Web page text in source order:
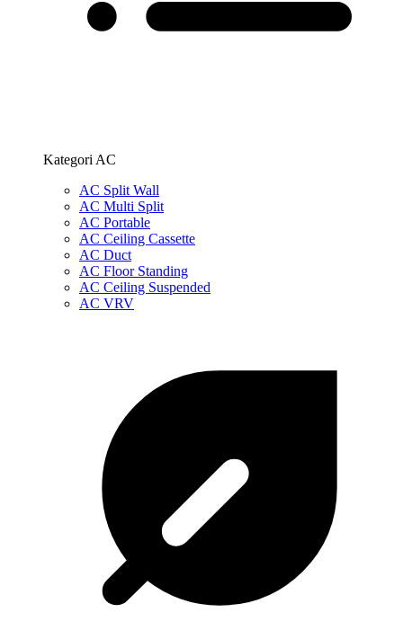
Kategori AC
AC Split Wall
AC Multi Split
AC Portable
AC Ceiling Cassette
AC Duct
AC Floor Standing
AC Ceiling Suspended
AC VRV